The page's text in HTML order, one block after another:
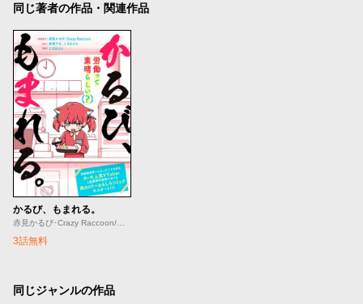
同じ著者の作品・関連作品
かるび、もまれる。
3話無料
同じジャンルの作品